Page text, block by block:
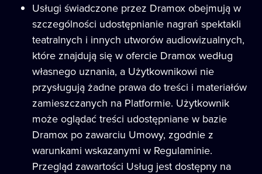
Usługi świadczone przez Dramox obejmują w
szczególności udostępnianie nagrań spektakli
teatralnych i innych utworów audiowizualnych,
które znajdują się w ofercie Dramox według
własnego uznania, a Użytkownikowi nie
przysługują żadne prawa do treści i materiałów
zamieszczanych na Platformie. Użytkownik
może oglądać treści udostępniane w bazie
Dramox po zawarciu Umowy, zgodnie z
warunkami wskazanymi w Regulaminie.
Przegląd zawartości Usług jest dostępny na